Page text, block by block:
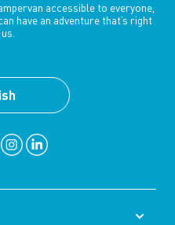
accessible to everyone,
have an adventure that’s right